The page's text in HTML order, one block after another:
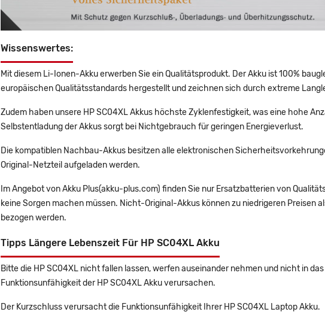
Wissenswertes:
Mit diesem Li-Ionen-Akku erwerben Sie ein Qualitätsprodukt. Der Akku ist 100%
europäischen Qualitätsstandards hergestellt und zeichnen sich durch extreme
Zudem haben unsere HP SC04XL Akkus höchste Zyklenfestigkeit, was eine hohe
Selbstentladung der Akkus sorgt bei Nichtgebrauch für geringen Energieverlust.
Die kompatiblen Nachbau-Akkus besitzen alle elektronischen
Original-Netzteil aufgeladen werden.
Im Angebot von Akku Plus(akku-plus.com) finden Sie nur Ersatzbatterien von
keine Sorgen machen müssen. Nicht-Original-Akkus können zu niedrigeren Preisen
bezogen werden.
Tipps Längere Lebenszeit Für HP SC04XL Akku
Bitte die HP SC04XL nicht fallen lassen, werfen auseinander nehmen und nicht in
Funktionsunfähigkeit der HP SC04XL Akku verursachen.
Der Kurzschluss verursacht die Funktionsunfähigkeit Ihrer HP SC04XL Laptop Akku.